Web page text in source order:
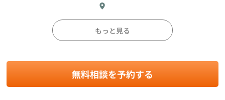
、
結
婚
の
役
割
忍
ケ
丘
駅
徒
10
分
動
ケ
届
き
学
研
市
線
もっと見る
無料相談を予約する